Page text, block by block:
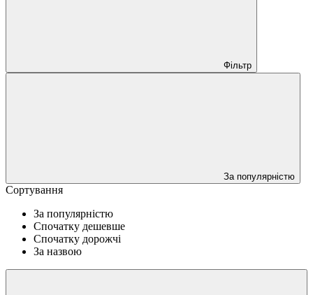
Фільтр
За популярністю
Сортування
За популярністю
Спочатку дешевше
Спочатку дорожчі
За назвою